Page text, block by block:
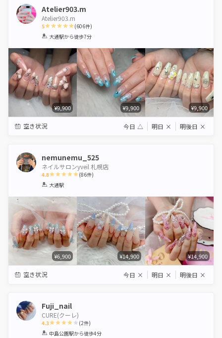
Atelier903.m
Atelier903.m
5
1 2 3 4 5
(606件)
大通駅から徒歩7分
¥9,900 ¥9,900 ¥9,900
空き状況 今日 △ 明日 × 明後日 ×
nemunemu_525
ネイルサロンyveil 札幌店
4.8
1 2 3
(86件)
大通駅
¥6,900 ¥14,900 ¥14,900
空き状況 今日 × 明日 × 明後日 ×
Fuji_nail
CURE(クーレ)
4.3
1 2 3 4 5
(2件)
中島公園駅から徒歩4分